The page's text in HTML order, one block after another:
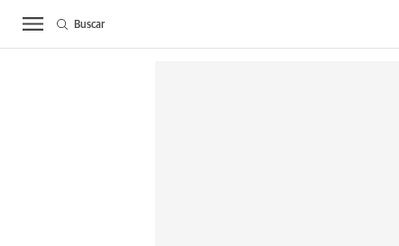
ACTUALIDAD
Buscar